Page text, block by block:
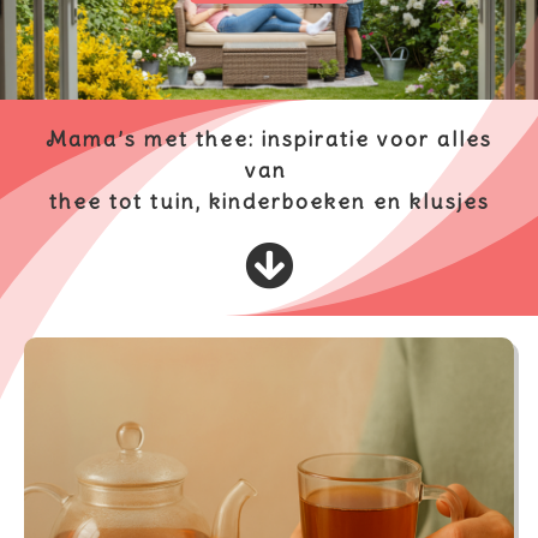
Mama’s met thee: inspiratie voor alles
van
thee tot tuin, kinderboeken en klusjes
kan de
niet
worden
te
over
van
op
gebruikt
te